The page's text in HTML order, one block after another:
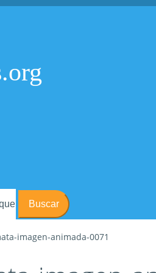
Buscar
imagen-animada-0071